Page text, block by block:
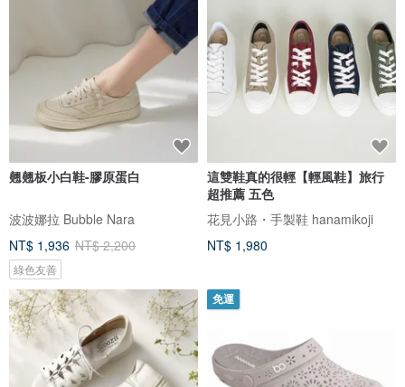
翹翹板小白鞋-膠原蛋白
波波娜拉 Bubble Nara
NT$ 1,936 NT$ 2,200
綠色友善
這雙鞋真的很輕【輕風鞋】旅行
超推薦 五色
花見小路・手製鞋 hanamikoji
NT$ 1,980
免運